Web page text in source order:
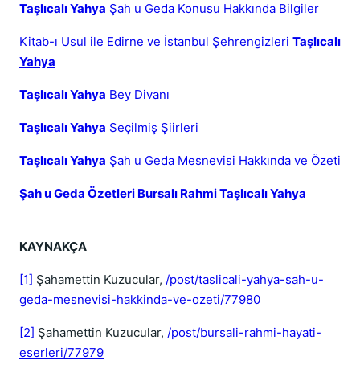
Taşlıcalı Yahya Şah u Geda Konusu Hakkında Bilgiler
Kitab-ı Usul ile Edirne ve İstanbul Şehrengizleri Taşlıcalı
Yahya
Taşlıcalı Yahya Bey Divanı
Taşlıcalı Yahya Seçilmiş Şiirleri
Taşlıcalı Yahya Şah u Geda Mesnevisi Hakkında ve Özeti
Şah u Geda Özetleri Bursalı Rahmi Taşlıcalı Yahya
KAYNAKÇA
[1] Şahamettin Kuzucular, /post/taslicali-yahya-sah-u-
geda-mesnevisi-hakkinda-ve-ozeti/77980
[2] Şahamettin Kuzucular, /post/bursali-rahmi-hayati-
eserleri/77979